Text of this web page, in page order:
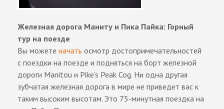
Железная дорога Маниту и Пика Пайка: Горный
тур на поезде
Вы можете начать осмотр достопримечательностей
с поездки на поезде и подняться на борт железной
дороги Manitou и Pike’s Peak Cog. Ни одна другая
зубчатая железная дорога в мире не приведет вас к
таким высоким высотам. Это 75-минутная поездка на